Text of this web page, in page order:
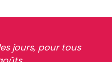
jours, pour tous